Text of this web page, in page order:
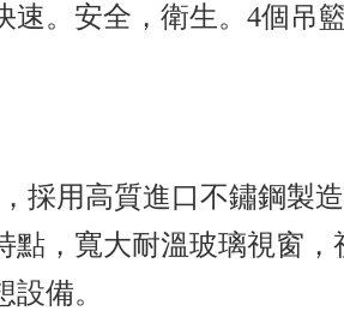
。安全，衛生。4個吊
採用高質進口不鏽鋼製
，寬大耐溫玻璃視窗
備。